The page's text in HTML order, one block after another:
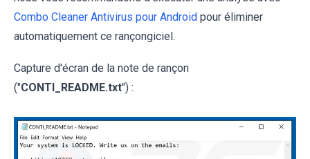
Combo Cleaner Antivirus pour Android pour éliminer
automatiquement ce rançongiciel.
Capture d'écran de la note de rançon
("CONTI_README.txt") :